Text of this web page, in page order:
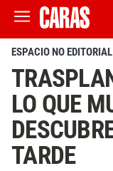
ESPACIO NO
LO QUE
TARDE